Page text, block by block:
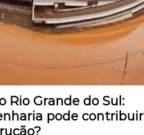
Rio Grande do Sul:
pode contribuir